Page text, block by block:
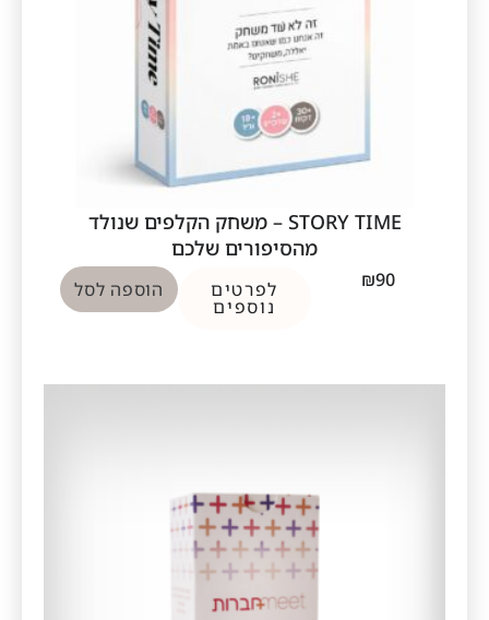
STORY TIME – משחק הקלפים שנולד
מהסיפורים שלכם
₪90 לפרטים
נוספים
הוספה לסל